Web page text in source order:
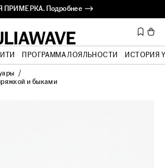
ПРИМЕРКА. Подробнее ⟶
ПРОГРАММА ЛОЯЛЬНОСТИ ИСТОРИЯ
и быками